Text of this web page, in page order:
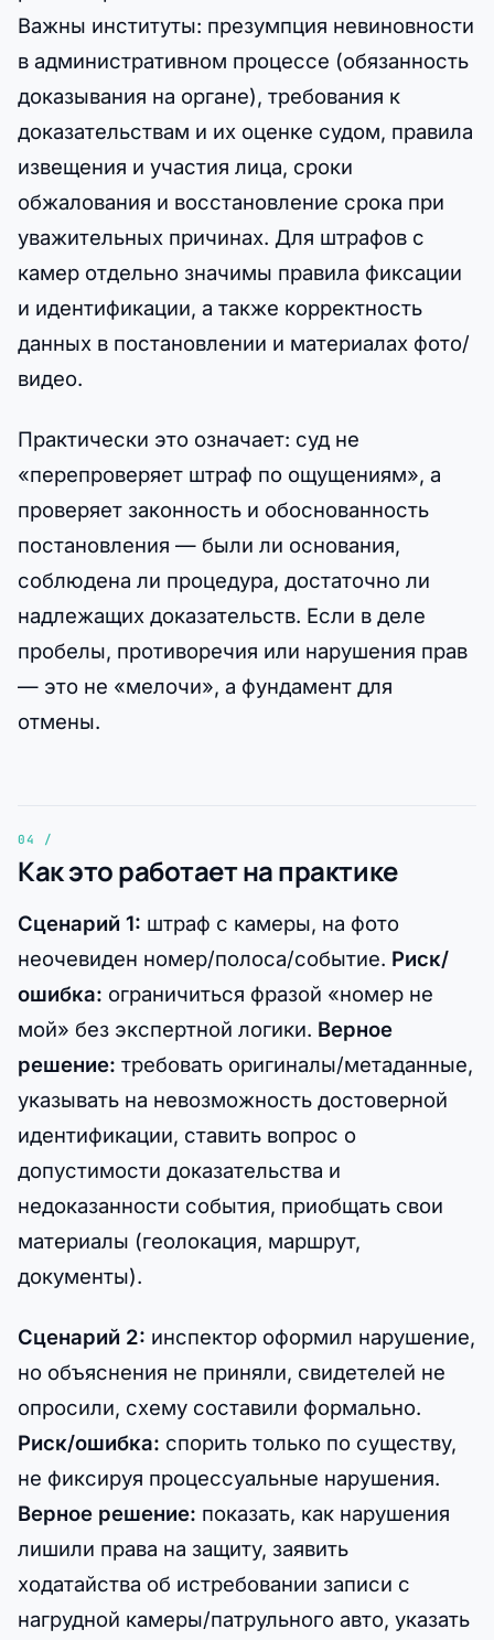
Важны институты: презумпция невиновности
в административном процессе (обязанность
доказывания на органе), требования к
доказательствам и их оценке судом, правила
извещения и участия лица, сроки
обжалования и восстановление срока при
уважительных причинах. Для штрафов с
камер отдельно значимы правила фиксации
и идентификации, а также корректность
данных в постановлении и материалах фото/
видео.
Практически это означает: суд не
«перепроверяет штраф по ощущениям», а
проверяет законность и обоснованность
постановления — были ли основания,
соблюдена ли процедура, достаточно ли
надлежащих доказательств. Если в деле
пробелы, противоречия или нарушения прав
— это не «мелочи», а фундамент для
отмены.
Как это работает на практике
Сценарий 1: штраф с камеры, на фото
неочевиден номер/полоса/событие. Риск/
ошибка: ограничиться фразой «номер не
мой» без экспертной логики. Верное
решение: требовать оригиналы/метаданные,
указывать на невозможность достоверной
идентификации, ставить вопрос о
допустимости доказательства и
недоказанности события, приобщать свои
материалы (геолокация, маршрут,
документы).
Сценарий 2: инспектор оформил нарушение,
но объяснения не приняли, свидетелей не
опросили, схему составили формально.
Риск/ошибка: спорить только по существу,
не фиксируя процессуальные нарушения.
Верное решение: показать, как нарушения
лишили права на защиту, заявить
ходатайства об истребовании записи с
нагрудной камеры/патрульного авто, указать